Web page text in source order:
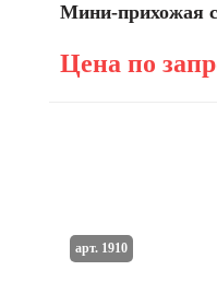
Мини-прихожая
Цена по
арт. 1910